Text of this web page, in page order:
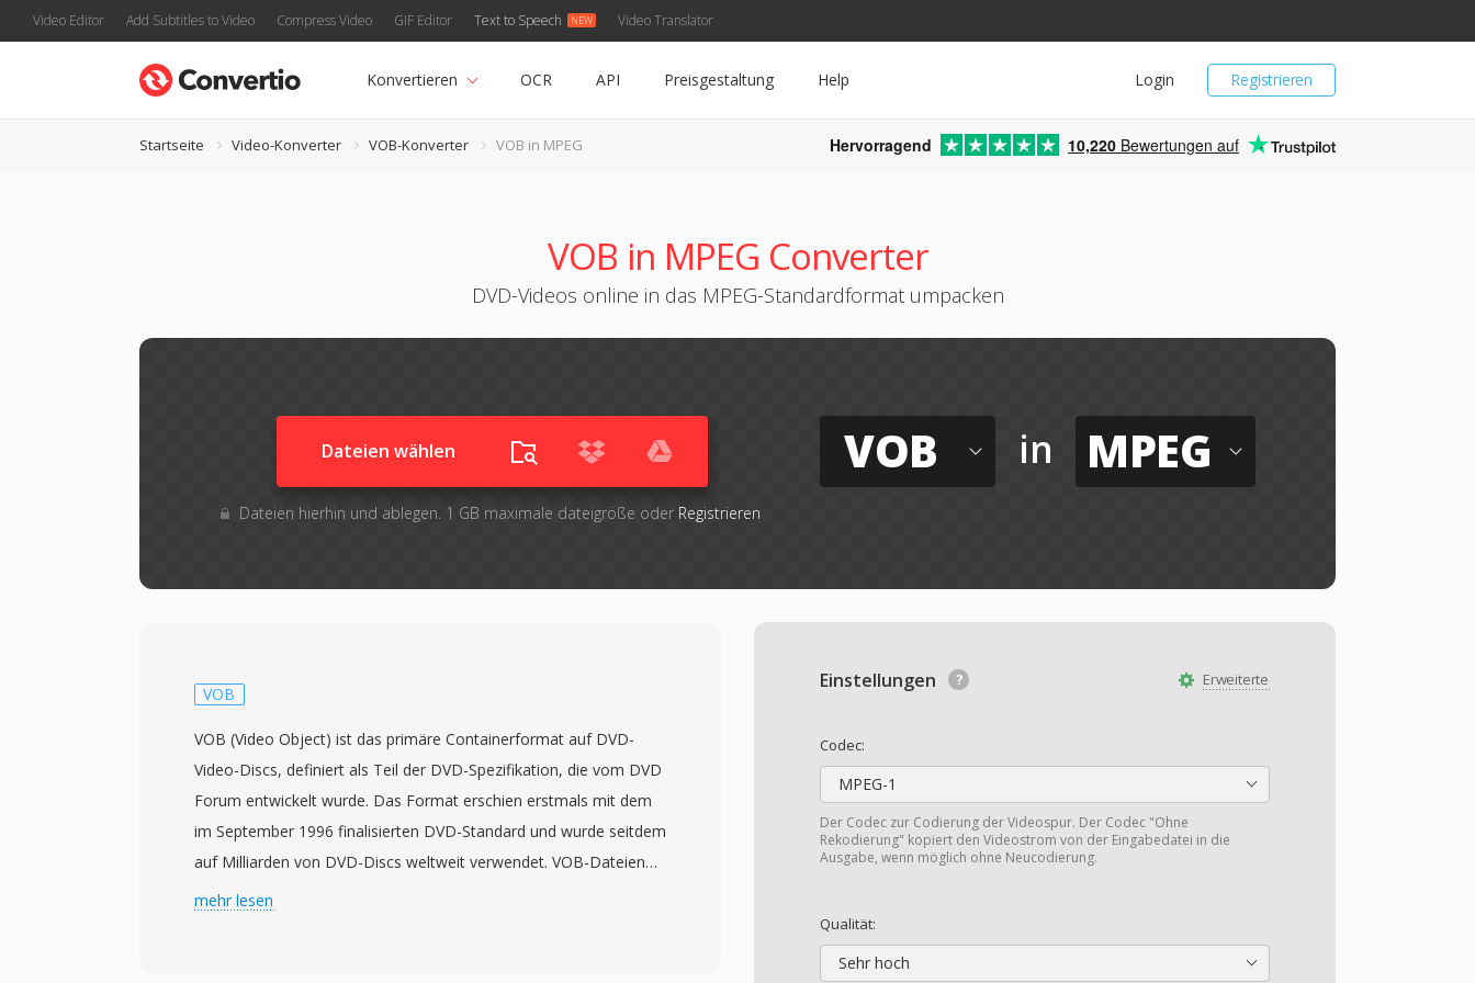
Video Editor Add Subtitles to Video Compress Video GIF Editor Text to Speech Video Translator
Registrieren
Login
Konvertieren OCR API Preisgestaltung Help
Startseite Video-Konverter VOB-Konverter VOB in MPEG Hervorragend 10,220 Bewertungen auf
VOB in MPEG Converter
DVD-Videos online in das MPEG-Standardformat umpacken
Dateien wählen
Dateien hierhin und ablegen. 1 GB maximale dateigröße oder Registrieren
VOB in MPEG
Erweiterte
Einstellungen
Codec:
MPEG-1
Der Codec zur Codierung der Videospur. Der Codec "Ohne
Rekodierung" kopiert den Videostrom von der Eingabedatei in die
Ausgabe, wenn möglich ohne Neucodierung.
Qualität:
Sehr hoch
VOB
VOB (Video Object) ist das primäre Containerformat auf DVD-
Video-Discs, definiert als Teil der DVD-Spezifikation, die vom DVD
Forum entwickelt wurde. Das Format erschien erstmals mit dem
im September 1996 finalisierten DVD-Standard und wurde seitdem
auf Milliarden von DVD-Discs weltweit verwendet. VOB-Dateien
basieren auf dem MPEG-2-Programm-Stream-Format und
mehr lesen